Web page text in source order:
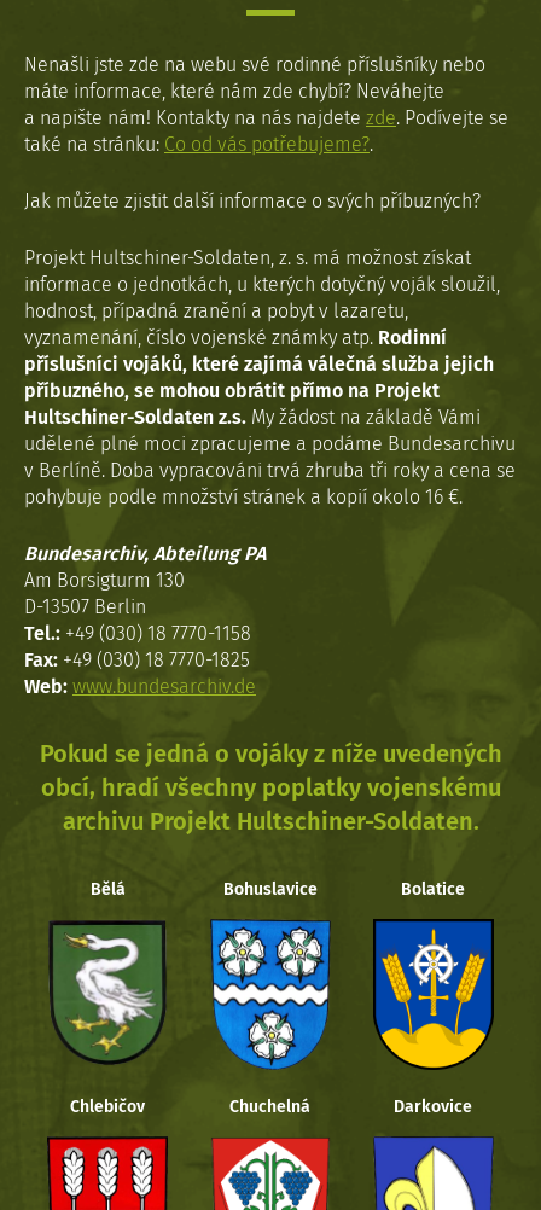
Nenašli jste zde na webu své rodinné příslušníky nebo
máte informace, které nám zde chybí? Neváhejte
a napište nám! Kontakty na nás najdete zde. Podívejte se
také na stránku: Co od vás potřebujeme?.
Jak můžete zjistit další informace o svých příbuzných?
Projekt Hultschiner-Soldaten, z. s. má možnost získat
informace o jednotkách, u kterých dotyčný voják sloužil,
hodnost, případná zranění a pobyt v lazaretu,
vyznamenání, číslo vojenské známky atp. Rodinní
příslušníci vojáků, které zajímá válečná služba jejich
příbuzného, se mohou obrátit přímo na Projekt
Hultschiner-Soldaten z.s. My žádost na základě Vámi
udělené plné moci zpracujeme a podáme Bundesarchivu
v Berlíně. Doba vypracováni trvá zhruba tři roky a cena se
pohybuje podle množství stránek a kopií okolo 16 €.
Bundesarchiv, Abteilung PA
Am Borsigturm 130
D-13507 Berlin
Tel.: +49 (030) 18 7770-1158
Fax: +49 (030) 18 7770-1825
Web: www.bundesarchiv.de
Pokud se jedná o vojáky z níže uvedených
obcí, hradí všechny poplatky vojenskému
archivu Projekt Hultschiner-Soldaten.
Bělá Bohuslavice Bolatice
Chlebičov Chuchelná Darkovice